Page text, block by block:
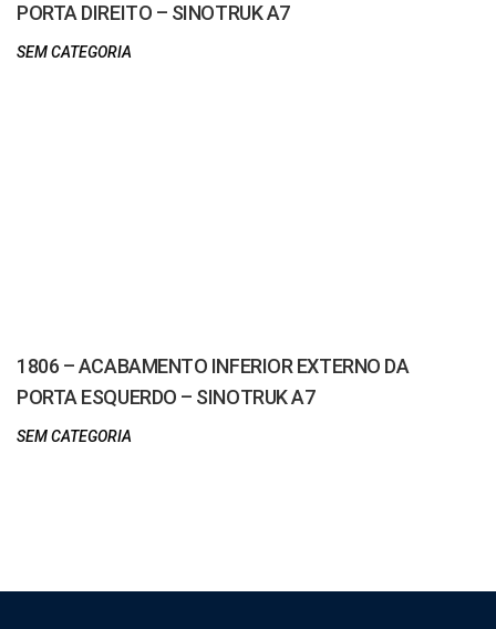
PORTA DIREITO – SINOTRUK A7
SEM CATEGORIA
1806 – ACABAMENTO INFERIOR EXTERNO DA
PORTA ESQUERDO – SINOTRUK A7
SEM CATEGORIA